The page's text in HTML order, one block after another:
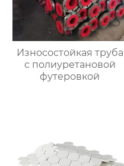
Износостойкая труба
с полиуретановой
футеровкой